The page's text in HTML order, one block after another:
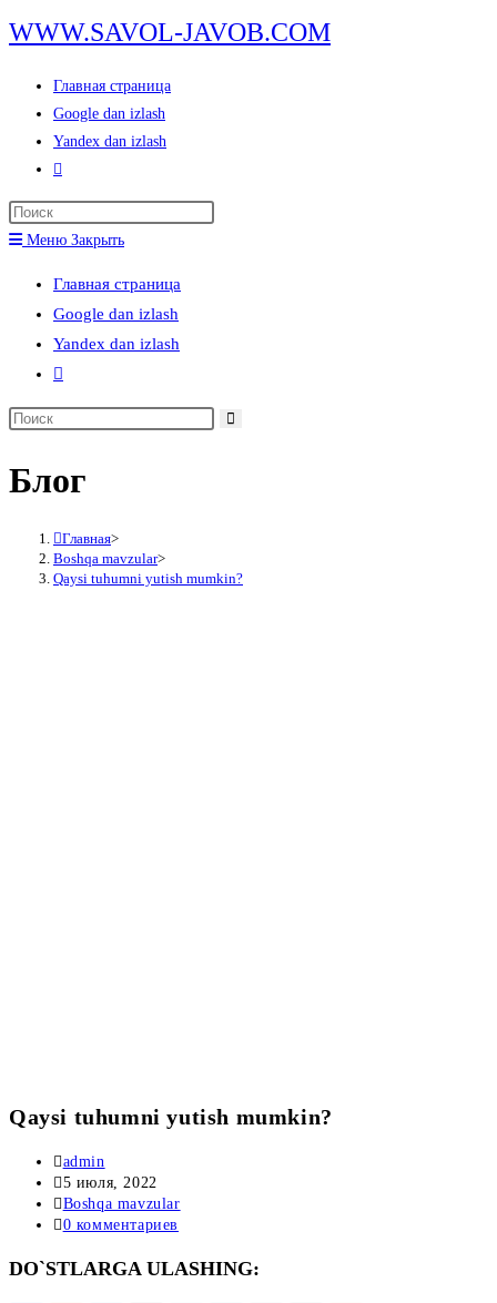
Перейти
к
содержимому
WWW.SAVOL-JAVOB.COM
Главная страница
Google dan izlash
Yandex dan izlash
Переключить
по
веб-
сайту
Меню Закрыть
Главная страница
Google dan izlash
Yandex dan izlash
Переключить
по
сайту
Поиск
сайте
Блог
Главная>
Boshqa mavzular>
Qaysi tuhumni yutish mumkin?
Qaysi tuhumni yutish mumkin?
Автор
записи:
admin
Запись
опубликована:
5 июля, 2022
Рубрика
записи:
Boshqa mavzular
Комментарии
записи:
0 комментариев
DO`STLARGA ULASHING: